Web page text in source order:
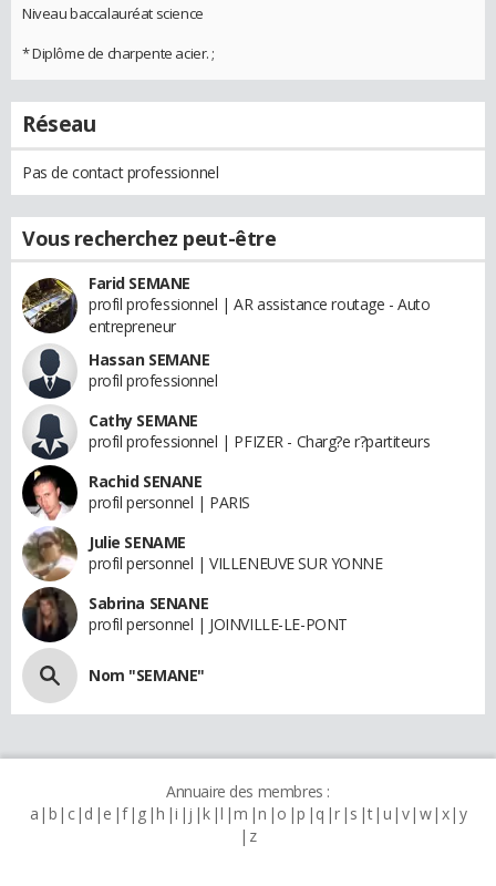
Niveau baccalauréat science
* Diplôme de charpente acier. ;
Réseau
Pas de contact professionnel
Vous recherchez peut-être
Farid SEMANE
profil professionnel | AR assistance routage - Auto
entrepreneur
Hassan SEMANE
profil professionnel
Cathy SEMANE
profil professionnel | PFIZER - Charg?e r?partiteurs
Rachid SENANE
profil personnel | PARIS
Julie SENAME
profil personnel | VILLENEUVE SUR YONNE
Sabrina SENANE
profil personnel | JOINVILLE-LE-PONT
Nom "SEMANE"
Annuaire des membres :
a b c d e f g h i j k l m n o p q r s t u v w x y
z